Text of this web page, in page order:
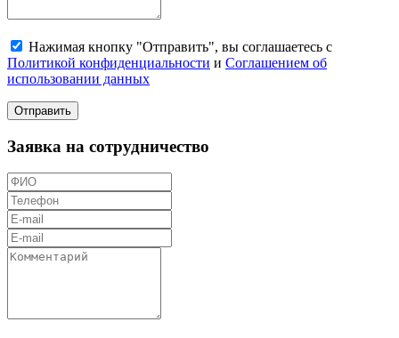
Нажимая кнопку "Отправить", вы соглашаетесь с
Политикой конфиденциальности и Соглашением об
использовании данных
Отправить
Заявка на сотрудничество